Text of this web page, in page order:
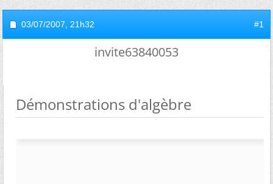
03/07/2007, 21h32 #1
invite63840053
Démonstrations d'algèbre